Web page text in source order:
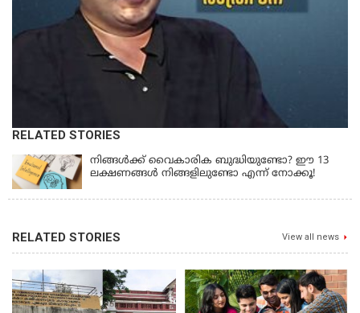
RELATED STORIES
നിങ്ങൾക്ക് വൈകാരിക ബുദ്ധിയുണ്ടോ? ഈ 13
ലക്ഷണങ്ങൾ നിങ്ങളിലുണ്ടോ എന്ന് നോക്കൂ!
RELATED STORIES View all news